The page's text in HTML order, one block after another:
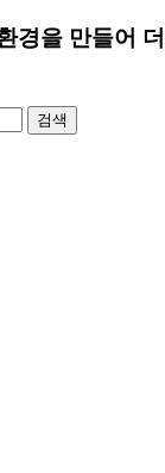
경을 만들어